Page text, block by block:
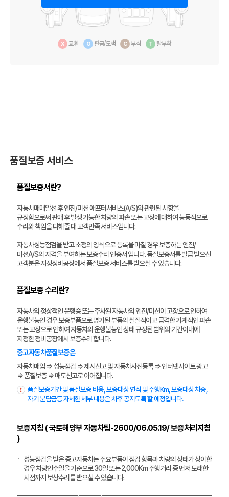
X 교환 O 판금/도색 C 부식 T 탈부착
품질보증 서비스
품질보증서란?
자동차매매알선 후 엔진/미션 애프터서비스(A/S)와 관련된 사항을
규정함으로써 판매 후 발생 가능한 차량의 파손 또는 고장에 대하여 능동적으로
수리와 책임을 다해줄 대 고객만족 서비스입니다.
자동차성능점검을 받고 소정의 양식으로 등록을 마칠 경우 보증하는 엔진/
미션A/S의 자격을 부여하는 보증수리 인증서 입니다. 품질보증서를 발급 받으신
고객분은 지정정비공장에서 품질보증 서비스를 받으실 수 있습니다.
품질보증 수리란?
자동차의 정상적인 운행중 또는 주차된 자동차의 엔진/미션이 고장으로 인하여
운행불능인 경우 보증부품으로 명기된 부품의 실질적이고 급격한 기계적인 파손
또는 고장으로 인하여 자동차의 운행불능인 상태 규정된 범위와 기간이내에
지정한 정비공장에서 보증수리 합니다.
중고자동차품질보증은
자동차매입 ⇒ 성능점검 ⇒ 제시신고 및 자동차사진등록 ⇒ 인터넷사이트 광고
⇒ 품질보증 ⇒ 매도신고로 이어집니다.
품질보증기간 및 품질보증 비용, 보증대상 연식 및 주행Km, 보증대상 차종,
자기 분담금등 자세한 세부 내용은 차후 공지토록 할 예정입니다.
보증지침 ( 국토해양부 자동차팀-2600/06.05.19/ 보증처리지침
)
성능점검을 받은 중고자동차는 주요부품이 점검 항목과 차량의 상태가 상이한
경우 차량인수일을 기준으로 30일 또는 2,000Km 주행거리 중 먼저 도래한
시점까지 보상수리를 받으실 수 있습니다.